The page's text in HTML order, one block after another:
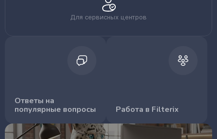
Для сервисных центров
Ответы на
популярные вопросы
Работа в Filterix